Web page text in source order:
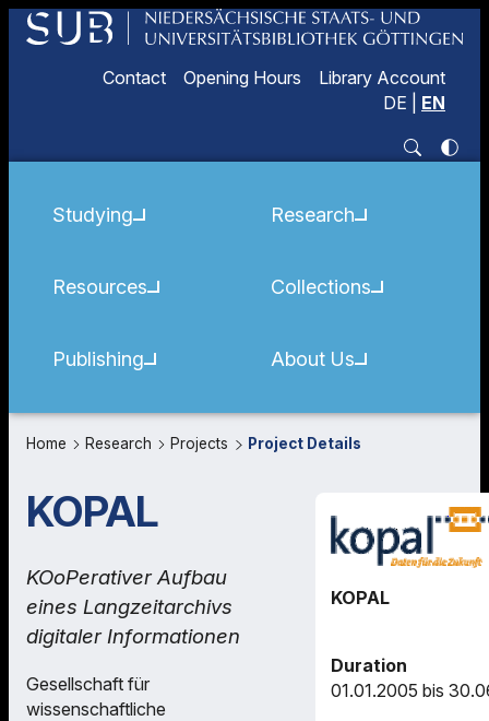
Contact Opening Hours
Library Account
DE
EN
Studying
Resources
Publishing
Research
Collections
About Us
Home Research Projects Project Details
KOPAL
KOoPerativer Aufbau
eines Langzeitarchivs
digitaler Informationen
Gesellschaft für
wissenschaftliche
KOPAL
Duration
01.01.2005 bis